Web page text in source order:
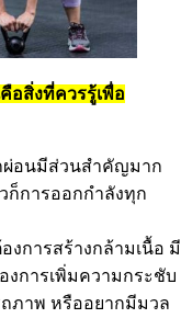
อสิ่งที่ควรรู้เพื่อ
ผ่อนมีส่วนสำคัญมาก
ก็การออกกำลังทุก
งการสร้างกล้ามเนื้อ มี
งการเพิ่มความกระชับ
ภาพ หรืออยากมีมวล